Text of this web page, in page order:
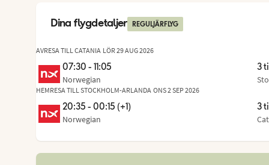
Dina flygdetaljer REGULJÄRFLYG
AVRESA TILL CATANIA LÖR 29 AUG 2026
07:30 - 11:05
Norwegian
3
,
HEMRESA TILL STOCKHOLM-ARLANDA ONS 2 SEP 2026
20:35 - 00:15 (+1)
Norwegian
3
,